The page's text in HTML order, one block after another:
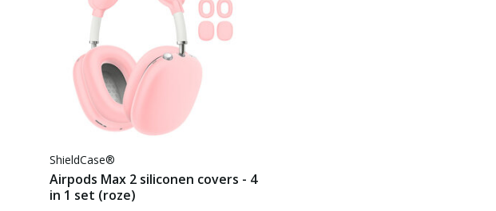
ShieldCase®
Airpods Max 2 siliconen covers - 4
in 1 set (roze)